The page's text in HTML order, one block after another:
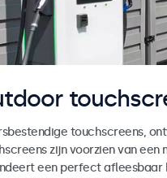
touchscreens,
zijn voorzien van
een perfect afleesbaar